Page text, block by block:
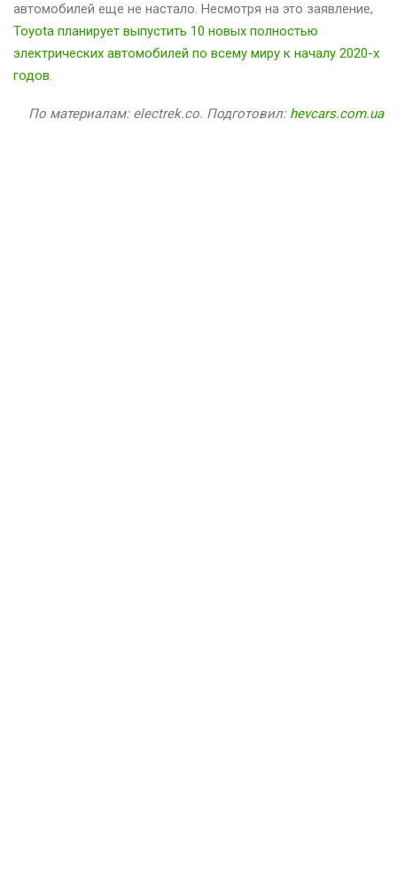
автомобилей еще не настало. Несмотря на это заявление,
Toyota планирует выпустить 10 новых полностью
электрических автомобилей по всему миру к началу 2020-х
годов.
По материалам: electrek.co. Подготовил: hevcars.com.ua